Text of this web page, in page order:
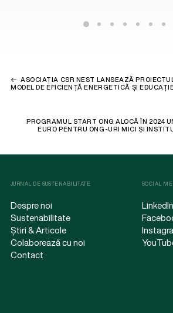
ASOCIAȚIA CSR NEST LANSEAZĂ
MODEL DE EFICIENȚĂ ENERGETICĂ ȘI
PROGRAMUL START ONG ALOCĂ ÎN 2024
EURO PENTRU ONG-URI MICI ȘI
JURNAL DE SUSTENABILITATE
Despre noi
Sustenabilitate
Știri & Articole
Colaborează cu noi
Contact
SOCIAL
LinkedIn